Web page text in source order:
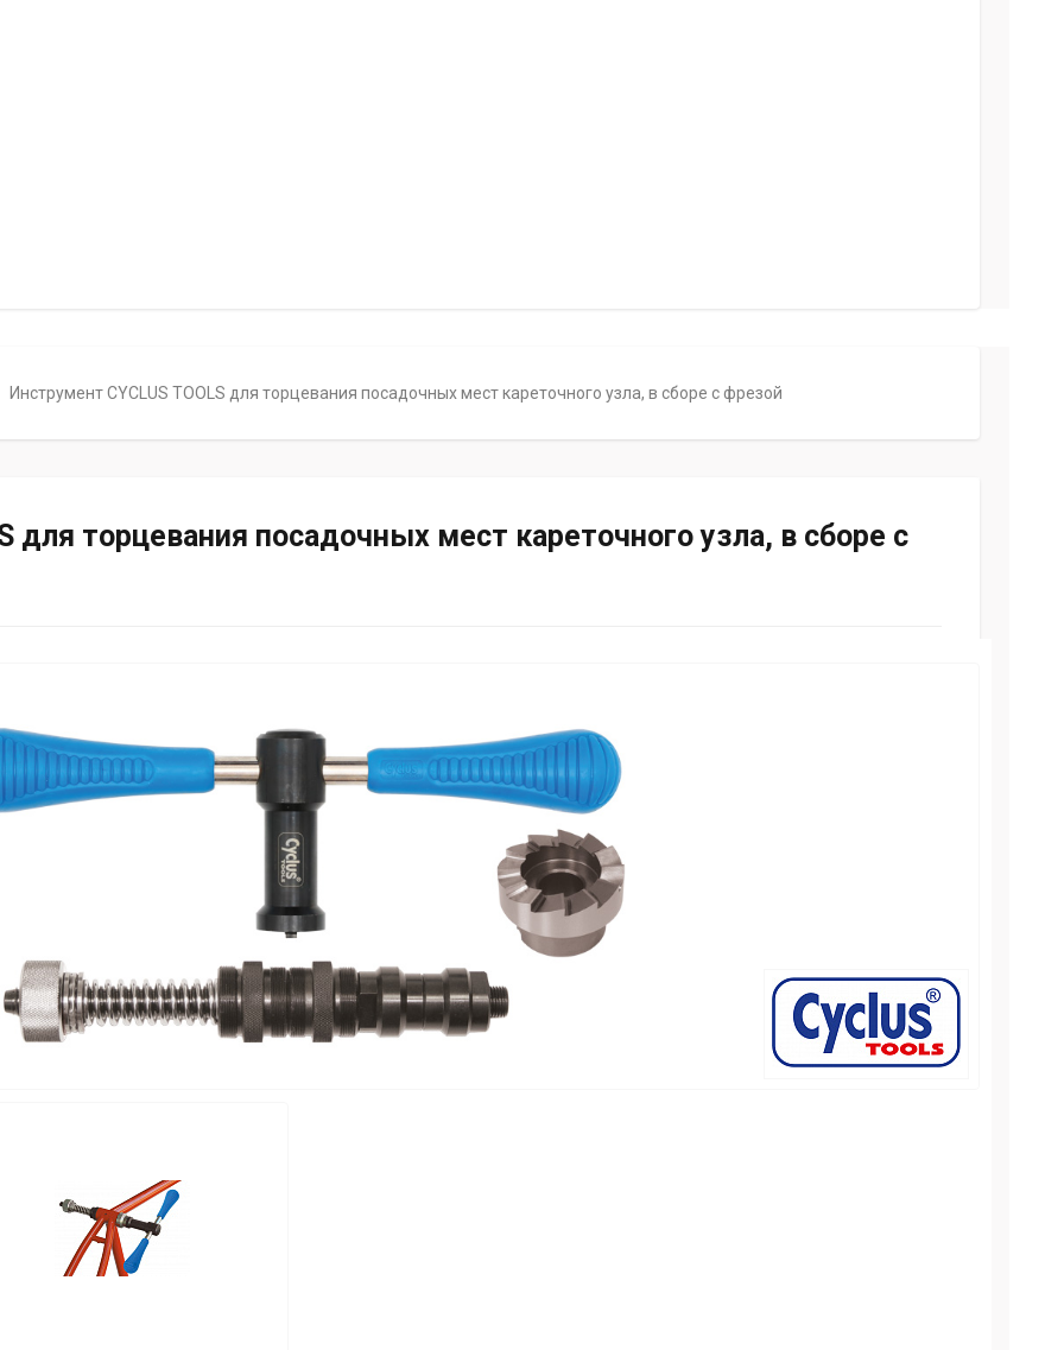
Инструмент CYCLUS TOOLS для торцевания посадочных мест кареточного узла, в сборе с фрезой
для торцевания посадочных мест кареточного узла, в сборе с